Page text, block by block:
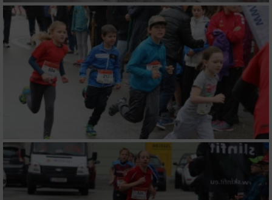
personalisierter Inhalte
Messung der Werbeleistung
Messung der Performance von Inhalten
Analyse von Zielgruppen durch Statistiken
oder Kombinationen von Daten aus
verschiedenen Quellen
Entwicklung und Verbesserung der Angebote
Verwendung reduzierter Daten zur Auswahl
von Inhalten